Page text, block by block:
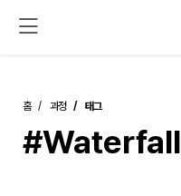
홈 과정 태그
#Waterfall